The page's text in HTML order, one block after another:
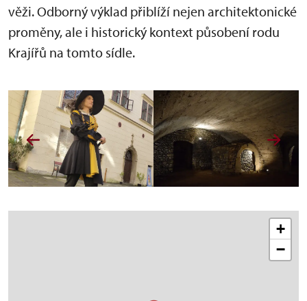
věži. Odborný výklad přiblíží nejen architektonické
proměny, ale i historický kontext působení rodu
Krajířů na tomto sídle.
+
−